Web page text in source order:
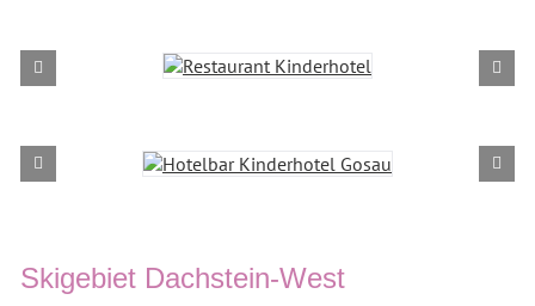
Skigebiet Dachstein-West